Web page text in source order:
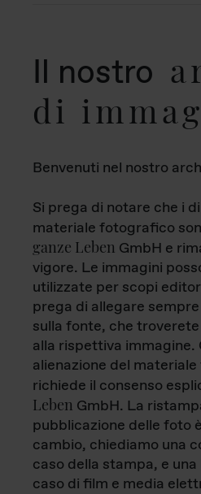
Il nostro
di
Benvenuti nel nostro
Si prega di notare che i
materiale fotografico
ganze Leben GmbH e
vigore. Le immagini
utilizzate per scopi
prega di allegare
sulla fonte, che
alla rispettiva immagine.
alienazione del
richiede il consenso
Leben GmbH. La
pubblicazione delle foto
cambio, chiediamo una
caso della stampa, e
caso di film e media